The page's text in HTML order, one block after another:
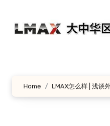
Home LMAX怎么样 | 浅谈